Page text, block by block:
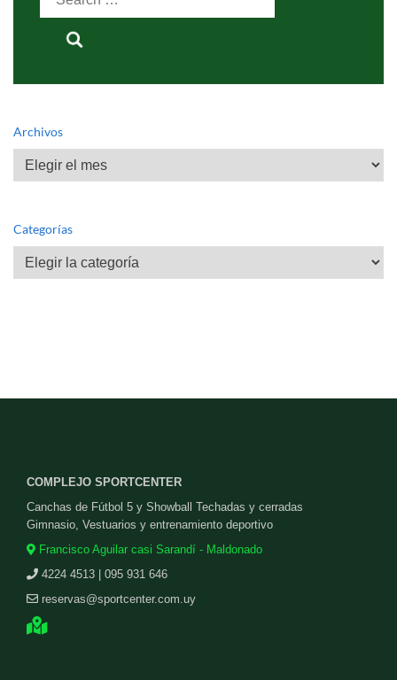
for:
Archivos
Archivos
Categorías
Categorías
COMPLEJO SPORTCENTER
Canchas de Fútbol 5 y Showball Techadas y cerradas
Gimnasio, Vestuarios y entrenamiento deportivo
Francisco Aguilar casi Sarandí - Maldonado
4224 4513 | 095 931 646
reservas@sportcenter.com.uy